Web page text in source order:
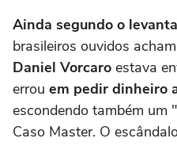
Ainda segundo o
brasileiros ouvidos
Daniel Vorcaro estava
errou em pedir dinheiro
escondendo também um
Caso Master. O